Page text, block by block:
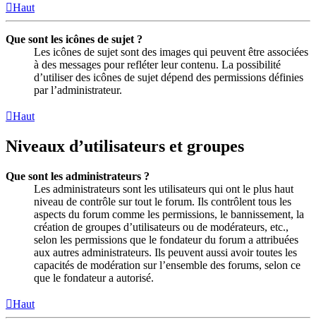
Haut
Que sont les icônes de sujet ?
Les icônes de sujet sont des images qui peuvent être associées
à des messages pour refléter leur contenu. La possibilité
d’utiliser des icônes de sujet dépend des permissions définies
par l’administrateur.
Haut
Niveaux d’utilisateurs et groupes
Que sont les administrateurs ?
Les administrateurs sont les utilisateurs qui ont le plus haut
niveau de contrôle sur tout le forum. Ils contrôlent tous les
aspects du forum comme les permissions, le bannissement, la
création de groupes d’utilisateurs ou de modérateurs, etc.,
selon les permissions que le fondateur du forum a attribuées
aux autres administrateurs. Ils peuvent aussi avoir toutes les
capacités de modération sur l’ensemble des forums, selon ce
que le fondateur a autorisé.
Haut